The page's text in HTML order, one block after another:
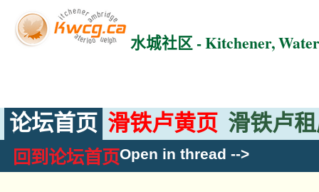
水城社区 - Kitchener,
论坛首页 滑铁卢黄页 滑铁卢
回到论坛首页Open in thread -->